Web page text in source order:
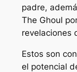
padre,
The Ghoul
revelaciones
Estos son
el potencial